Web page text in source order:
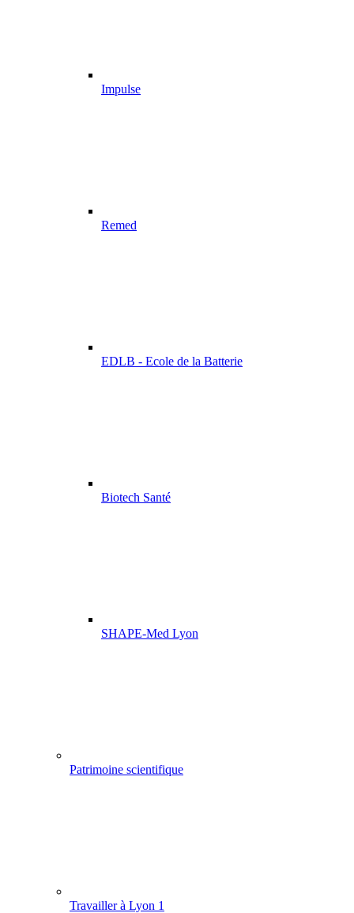
Impulse
Remed
EDLB - Ecole de la Batterie
Biotech Santé
SHAPE-Med Lyon
Patrimoine scientifique
Travailler à Lyon 1